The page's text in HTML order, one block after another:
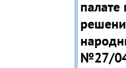
№27/